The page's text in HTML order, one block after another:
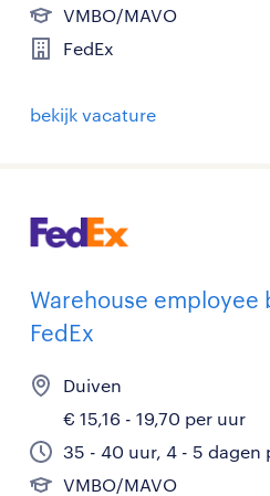
VMBO/MAVO
FedEx
bekijk vacature
Warehouse employee
FedEx
Duiven
€ 15,16 - 19,70 per uur
35 - 40 uur, 4 - 5 dagen
VMBO/MAVO